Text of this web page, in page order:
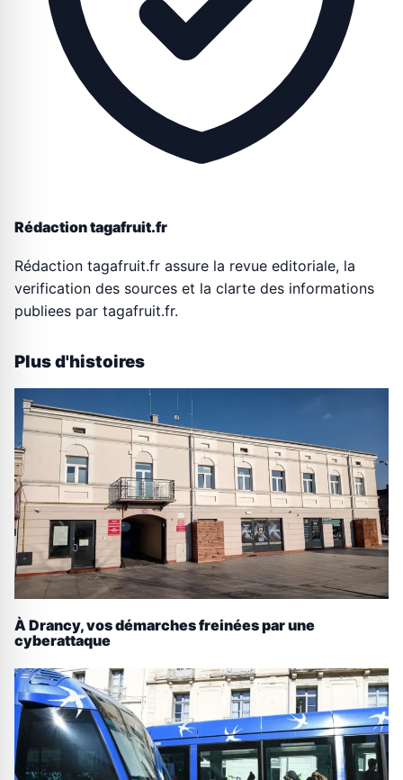
Rédaction tagafruit.fr
Rédaction tagafruit.fr assure la revue editoriale, la
verification des sources et la clarte des informations
publiees par tagafruit.fr.
Plus d'histoires
À Drancy, vos démarches freinées par une
cyberattaque